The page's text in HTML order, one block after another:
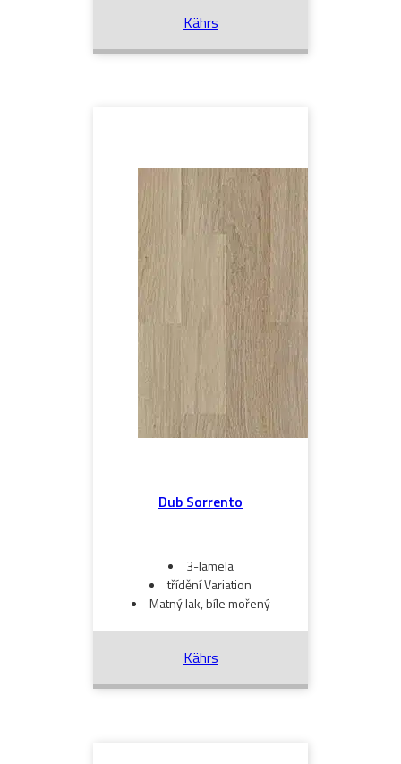
Kährs
Dub Sorrento
3-lamela
třídění Variation
Matný lak, bíle mořený
Kährs